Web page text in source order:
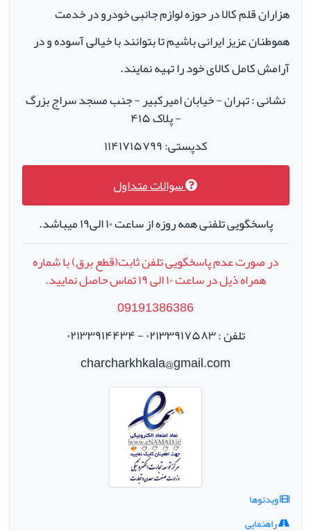
هزاران قلم کالا در حوزه لوازم جانبی خودرو در خدمت
هموطنان عزیز ایرانی باشیم تا بتوانند با خیالی آسوده و در
آرامش کامل کالای خود را تهیه نمایند.
نشانی : تهران - خیابان امیرکبیر - جنب مسجد سراج بزرگ
- پلاک ۴۱۵
کدپستی: ۱۱۴۱۷۱۵۷۹۹
سوالات متداول
پاسخگویی تلفنی همه روزه از ساعت ۱۰ الی۱۹ میباشد.
در صورت عدم پاسخگویی تلفن ثابت(قطع برق) با شماره
همراه ذیل در ساعت۱۰الی۱۹تماس حاصل نمایید.
09191386386
تلفن : ۰۲۱۳۳۹۱۷۵۸۳ - ۰۲۱۳۳۹۱۴۴۳۴
charcharkhkala@gmail.com
ویدئوها
راهنمایی